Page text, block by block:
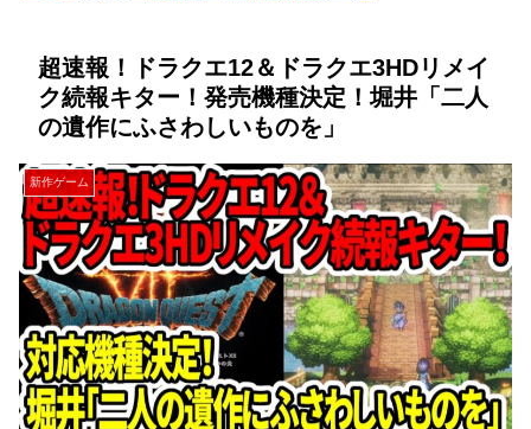
超速報！ドラクエ12＆ドラクエ3HDリメイ
ク続報キター！発売機種決定！堀井「二人
の遺作にふさわしいものを」
新作ゲーム